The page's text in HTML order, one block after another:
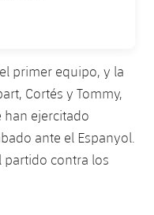
primer equipo, y la
Cortés y Tommy,
han ejercitado
ante el Espanyol.
partido contra los